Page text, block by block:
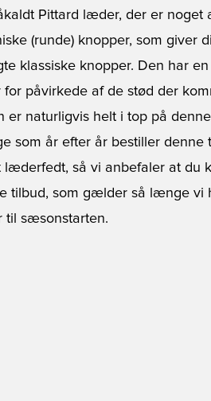
Pittard læder, der er noget
(runde) knopper, som giver
klassiske knopper. Den har
påvirkede af de stød der
er naturligvis helt i top på
som år efter år bestiller denne
læderfedt, så vi anbefaler at du
tilbud, som gælder så længe vi
til sæsonstarten.